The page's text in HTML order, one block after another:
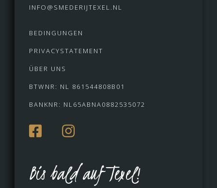
INFO@SMEDERIJTEXEL.NL
BEDINGUNGEN
PRIVACYSTATEMENT
ÜBER UNS
BTWNR: NL 861544808B01
BANKNR: NL65ABNA0882535072
Bis bald auf Texel!